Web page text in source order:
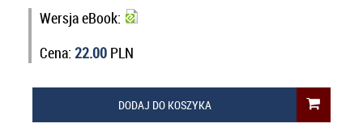
Wersja eBook:
Cena: 22.00 PLN
DODAJ DO KOSZYKA